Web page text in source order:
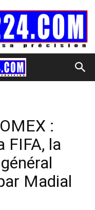
:
FIFA, la
Madial